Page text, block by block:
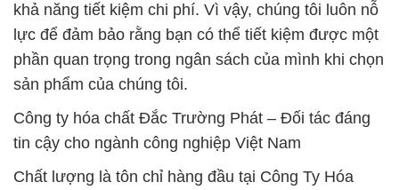
khả năng tiết kiệm chi phí. Vì vậy, chúng tôi luôn nỗ
lực để đảm bảo rằng bạn có thể tiết kiệm được một
phần quan trọng trong ngân sách của mình khi chọn
sản phẩm của chúng tôi.
Công ty hóa chất Đắc Trường Phát – Đối tác đáng
tin cậy cho ngành công nghiệp Việt Nam
Chất lượng là tôn chỉ hàng đầu tại Công Ty Hóa